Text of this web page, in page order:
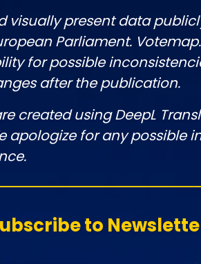
visually present data
Parliament.
for possible
after the publication.
created using DeepL
apologize for any possible
to